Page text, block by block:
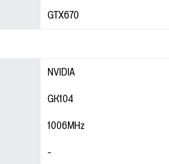
GTX670
NVIDIA
GK104
1006MHz
-